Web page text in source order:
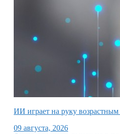
ИИ играет на руку возрастным
09 августа, 2026